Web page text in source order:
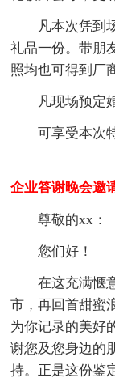
凡本次凭到
礼品一份。带朋
照均也可得到厂
凡现场预定
可享受本次
企业答谢晚会邀
尊敬的xx：
您们好！
在这充满惬
市，再回首甜蜜
为你记录的美好
谢您及您身边的
持。正是这份鉴